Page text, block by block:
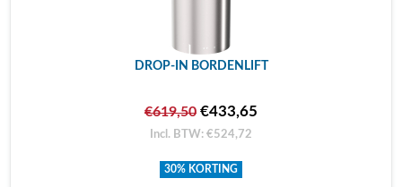
DROP-IN BORDENLIFT
€619,50 €433,65
Incl. BTW: €524,72
30% KORTING